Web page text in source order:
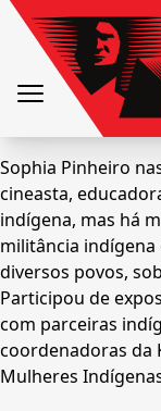
Sophia Pinheiro
cineasta,
indígena, mas há
militância
diversos povos,
Participou de
com parceiras
coordenadoras da
Mulheres